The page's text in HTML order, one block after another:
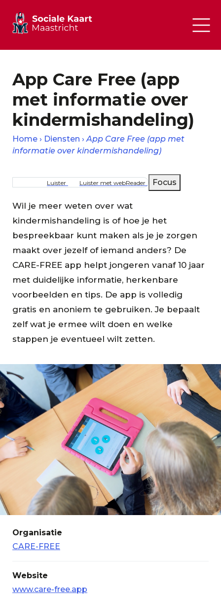
App Care Free (app
met informatie over
kindermishandeling)
Home Diensten
App Care Free (app met
informatie over kindermishandeling)
Luister Luister met webReader Focus
Wil je meer weten over wat
kindermishandeling is of hoe je het
bespreekbaar kunt maken als je je zorgen
maakt over jezelf of iemand anders? De
CARE-FREE app helpt jongeren vanaf 10 jaar
met duidelijke informatie, herkenbare
voorbeelden en tips. De app is volledig
gratis en anoniem te gebruiken. Je bepaalt
zelf wat je ermee wilt doen en welke
stappen je eventueel wilt zetten.
Organisatie
CARE-FREE
Website
www.care-free.app